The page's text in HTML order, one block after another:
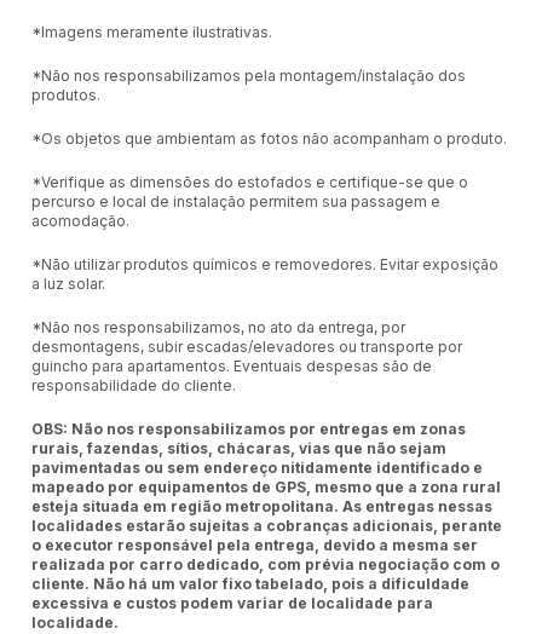
*Imagens meramente ilustrativas.
*Não nos responsabilizamos pela montagem/instalação dos
produtos.
*Os objetos que ambientam as fotos não acompanham o produto.
*Verifique as dimensões do estofados e certifique-se que o
percurso e local de instalação permitem sua passagem e
acomodação.
*Não utilizar produtos químicos e removedores. Evitar exposição
a luz solar.
*Não nos responsabilizamos, no ato da entrega, por
desmontagens, subir escadas/elevadores ou transporte por
guincho para apartamentos. Eventuais despesas são de
responsabilidade do cliente.
OBS: Não nos responsabilizamos por entregas em zonas
rurais, fazendas, sítios, chácaras, vias que não sejam
pavimentadas ou sem endereço nitidamente identificado e
mapeado por equipamentos de GPS, mesmo que a zona rural
esteja situada em região metropolitana. As entregas nessas
localidades estarão sujeitas a cobranças adicionais, perante
o executor responsável pela entrega, devido a mesma ser
realizada por carro dedicado, com prévia negociação com o
cliente. Não há um valor fixo tabelado, pois a dificuldade
excessiva e custos podem variar de localidade para
localidade.